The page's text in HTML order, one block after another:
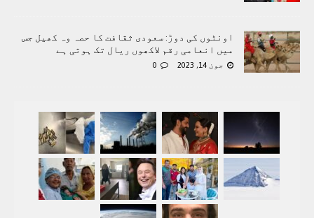
اونٹوں کی دوڑ: سعودی ثقافت کا حصہ وہ کھیل جس
میں انعامی رقم لاکھوں ریال تک ہوتی ہے
جون 14, 2023 0